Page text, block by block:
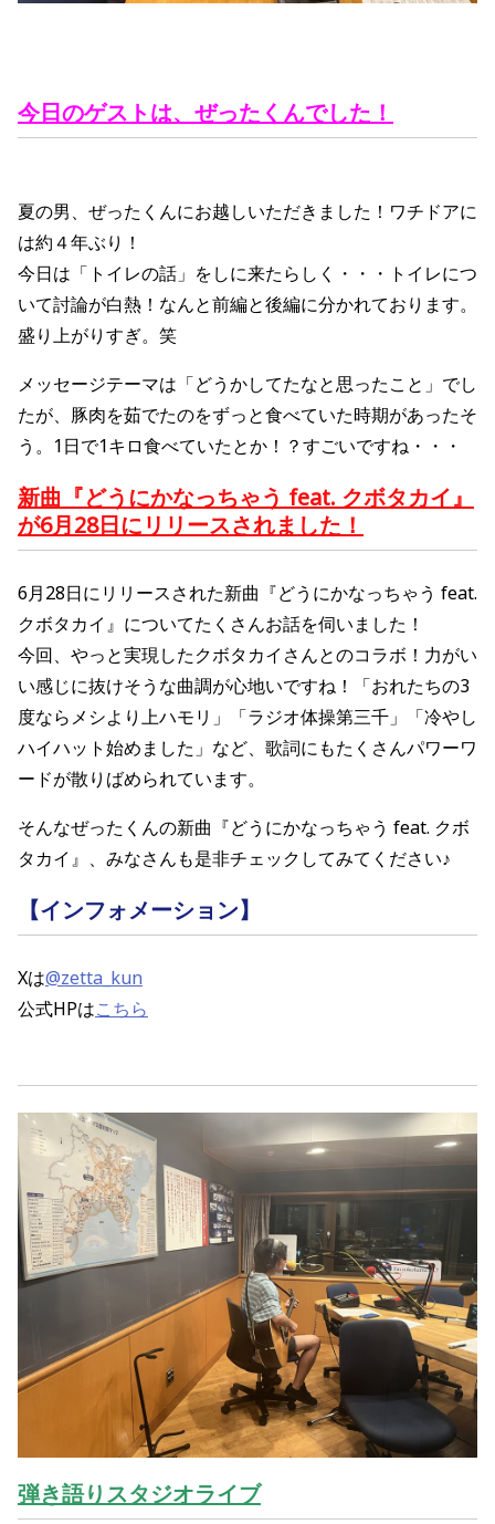
今日のゲストは、ぜったくんでした！
夏の男、ぜったくんにお越しいただきました！ワチドアに
は約４年ぶり！
今日は「トイレの話」をしに来たらしく・・・トイレにつ
いて討論が白熱！なんと前編と後編に分かれております。
盛り上がりすぎ。笑
メッセージテーマは「どうかしてたなと思ったこと」でし
たが、豚肉を茹でたのをずっと食べていた時期があったそ
う。1日で1キロ食べていたとか！？すごいですね・・・
新曲『どうにかなっちゃう feat. クボタカイ』
が6月28日にリリースされました！
6月28日にリリースされた新曲『どうにかなっちゃう feat.
クボタカイ 』についてたくさんお話を伺いました！
今回、やっと実現したクボタカイさんとのコラボ！力がい
い感じに抜けそうな曲調が心地いですね！「おれたちの3
度ならメシより上ハモリ」「ラジオ体操第三千」「冷やし
ハイハット始めました」など、 歌詞にもたくさんパワーワ
ードが散りばめられています。
そんなぜったくんの新曲『どうにかなっちゃう feat. クボ
タカイ 』 、 みなさんも是非チェックしてみてください♪
【インフォメーション】
Xは@zetta_kun
公式HPはこちら
弾き語りスタジオライブ